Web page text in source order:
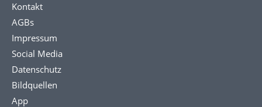
Kontakt
AGBs
Impressum
Social Media
Datenschutz
Bildquellen
App